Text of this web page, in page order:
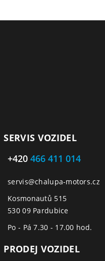
SERVIS VOZIDEL
+420 466 411 014
servis@chalupa-motors.cz
Kosmonautů 515
530 09 Pardubice
Po - Pá 7.30 - 17.00 hod.
PRODEJ VOZIDEL